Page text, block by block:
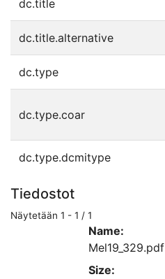
dc.title
dc.title.alternative
dc.type
dc.type.coar
dc.type.dcmitype
Tiedostot
Näytetään 1 - 1 / 1
Name:
Mel19_329.pdf
Size: